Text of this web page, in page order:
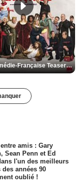
De la Comédie-Française Teaser VF
amis : Gary
Sean Penn et Ed
l'un des meilleurs
années 90
oublié !